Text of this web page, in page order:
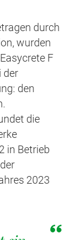
durch
wurden
F
der
den
die
in Betrieb
2023